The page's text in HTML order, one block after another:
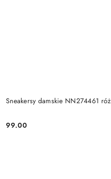
Sneakersy damskie NN274461 róż
Cena:
99.00